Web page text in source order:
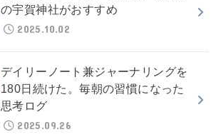
の宇賀神社がおすすめ
2025.10.02
デイリーノート兼ジャーナリングを
180日続けた。毎朝の習慣になった
思考ログ
2025.09.26